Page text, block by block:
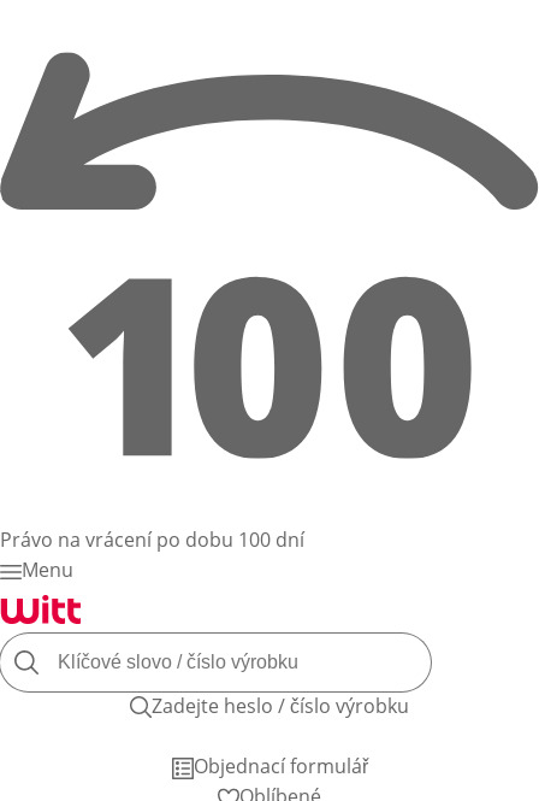
Právo na vrácení po dobu 100 dní
Menu
Zadejte heslo / číslo výrobku
Objednací formulář